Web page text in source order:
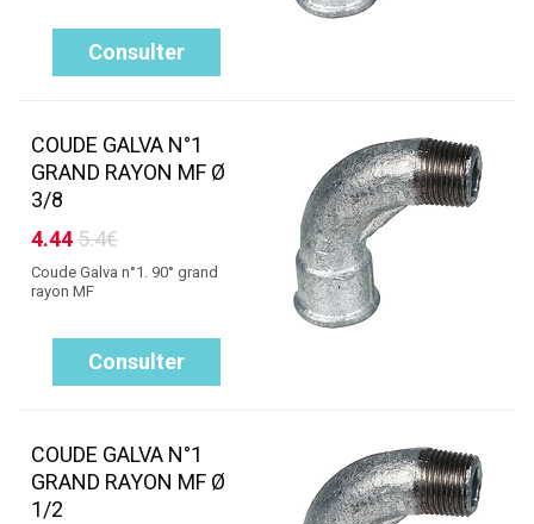
Consulter
COUDE GALVA N°1
GRAND RAYON MF Ø
3/8
4.445.4€
Coude Galva n°1. 90° grand
rayon MF
Consulter
COUDE GALVA N°1
GRAND RAYON MF Ø
1/2